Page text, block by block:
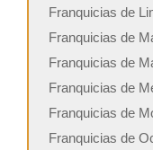
Franquicias de
Franquicias de
Franquicias de
Franquicias de
Franquicias de
Franquicias de